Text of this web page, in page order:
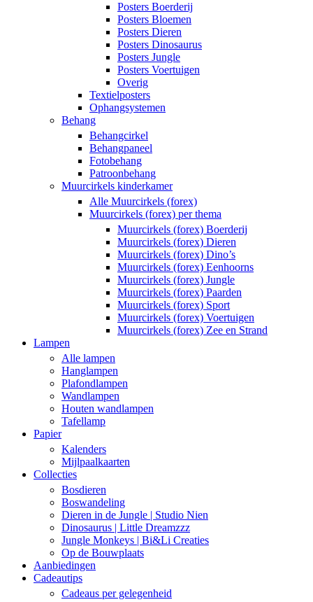
Posters Boerderij
Posters Bloemen
Posters Dieren
Posters Dinosaurus
Posters Jungle
Posters Voertuigen
Overig
Textielposters
Ophangsystemen
Behang
Behangcirkel
Behangpaneel
Fotobehang
Patroonbehang
Muurcirkels kinderkamer
Alle Muurcirkels (forex)
Muurcirkels (forex) per thema
Muurcirkels (forex) Boerderij
Muurcirkels (forex) Dieren
Muurcirkels (forex) Dino’s
Muurcirkels (forex) Eenhoorns
Muurcirkels (forex) Jungle
Muurcirkels (forex) Paarden
Muurcirkels (forex) Sport
Muurcirkels (forex) Voertuigen
Muurcirkels (forex) Zee en Strand
Lampen
Alle lampen
Hanglampen
Plafondlampen
Wandlampen
Houten wandlampen
Tafellamp
Papier
Kalenders
Mijlpaalkaarten
Collecties
Bosdieren
Boswandeling
Dieren in de Jungle | Studio Nien
Dinosaurus | Little Dreamzzz
Jungle Monkeys | Bi&Li Creaties
Op de Bouwplaats
Aanbiedingen
Cadeautips
Cadeaus per gelegenheid